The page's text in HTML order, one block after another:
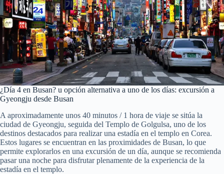
¿Día 4 en Busan? u opción alternativa a uno de los días: excursión a
Gyeongju desde Busan
A aproximadamente unos 40 minutos / 1 hora de viaje se sitúa la
ciudad de Gyeongju, seguida del Templo de Golgulsa, uno de los
destinos destacados para realizar una estadía en el templo en Corea.
Estos lugares se encuentran en las proximidades de Busan, lo que
permite explorarlos en una excursión de un día, aunque se recomienda
pasar una noche para disfrutar plenamente de la experiencia de la
estadía en el templo.